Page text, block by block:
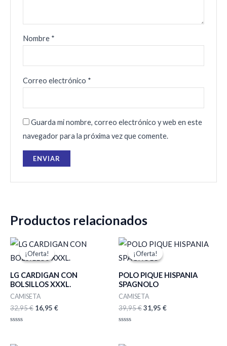
Nombre *
Correo electrónico *
Guarda mi nombre, correo electrónico y web en este
navegador para la próxima vez que comente.
Productos relacionados
¡Oferta!
¡Oferta!
LG CARDIGAN CON
BOLSILLOS XXXL.
CAMISETA
32,95€
El
precio
original
32,95 €.
16,95 €
El
precio
actual
16,95 €.
¡Oferta!
¡Oferta!
POLO PIQUE HISPANIA
SPAGNOLO
CAMISETA
39,95€
El
precio
original
39,95 €.
31,95 €
El
precio
31,95 €.